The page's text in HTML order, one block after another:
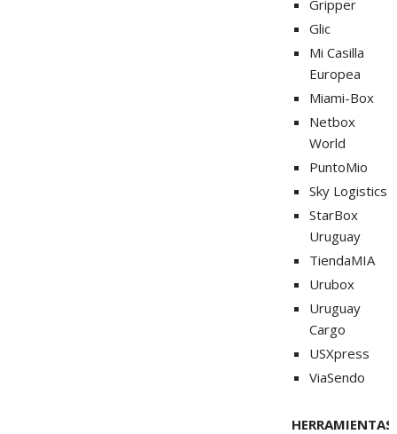
Gripper
Glic
Mi Casilla
Europea
Miami-Box
Netbox
World
PuntoMio
Sky Logistics
StarBox
Uruguay
TiendaMIA
Urubox
Uruguay
Cargo
USXpress
ViaSendo
HERRAMIENTAS